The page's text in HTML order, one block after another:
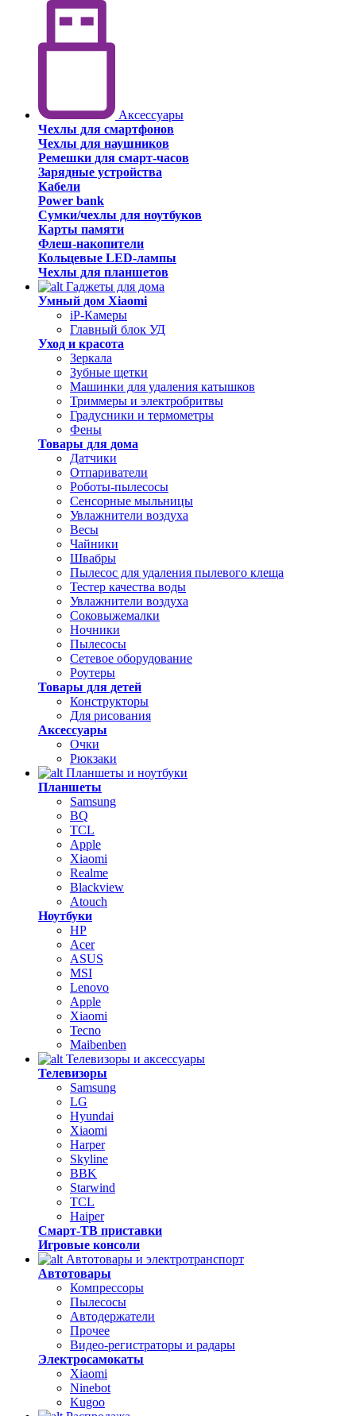
Аксессуары
Чехлы для смартфонов
Чехлы для наушников
Ремешки для смарт-часов
Зарядные устройства
Кабели
Power bank
Сумки/чехлы для ноутбуков
Карты памяти
Флеш-накопители
Кольцевые LED-лампы
Чехлы для планшетов
Гаджеты для дома
Умный дом Xiaomi
iP-Камеры
Главный блок УД
Уход и красота
Зеркала
Зубные щетки
Машинки для удаления катышков
Триммеры и электробритвы
Градусники и термометры
Фены
Товары для дома
Датчики
Отпариватели
Роботы-пылесосы
Сенсорные мыльницы
Увлажнители воздуха
Весы
Чайники
Швабры
Пылесос для удаления пылевого клеща
Тестер качества воды
Увлажнители воздуха
Соковыжемалки
Ночники
Пылесосы
Сетевое оборудование
Роутеры
Товары для детей
Конструкторы
Для рисования
Аксессуары
Очки
Рюкзаки
Планшеты и ноутбуки
Планшеты
Samsung
BQ
TCL
Apple
Xiaomi
Realme
Blackview
Atouch
Ноутбуки
HP
Acer
ASUS
MSI
Lenovo
Apple
Xiaomi
Tecno
Maibenben
Телевизоры и аксессуары
Телевизоры
Samsung
LG
Hyundai
Xiaomi
Harper
Skyline
BBK
Starwind
TCL
Haiper
Смарт-ТВ приставки
Игровые консоли
Автотовары и электротранспорт
Автотовары
Компрессоры
Пылесосы
Автодержатели
Прочее
Видео-регистраторы и радары
Электросамокаты
Xiaomi
Ninebot
Kugoo